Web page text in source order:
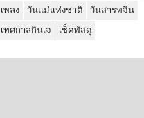
เพลง
วันแม่แห่งชาติ
วันสารทจีน
เทศกาลกินเจ
เช็คพัสดุ